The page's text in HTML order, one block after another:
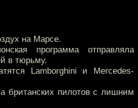
на Марсе.
программа отправляла
в тюрьму.
Lamborghini и Mercedes-
британских пилотов с лишним